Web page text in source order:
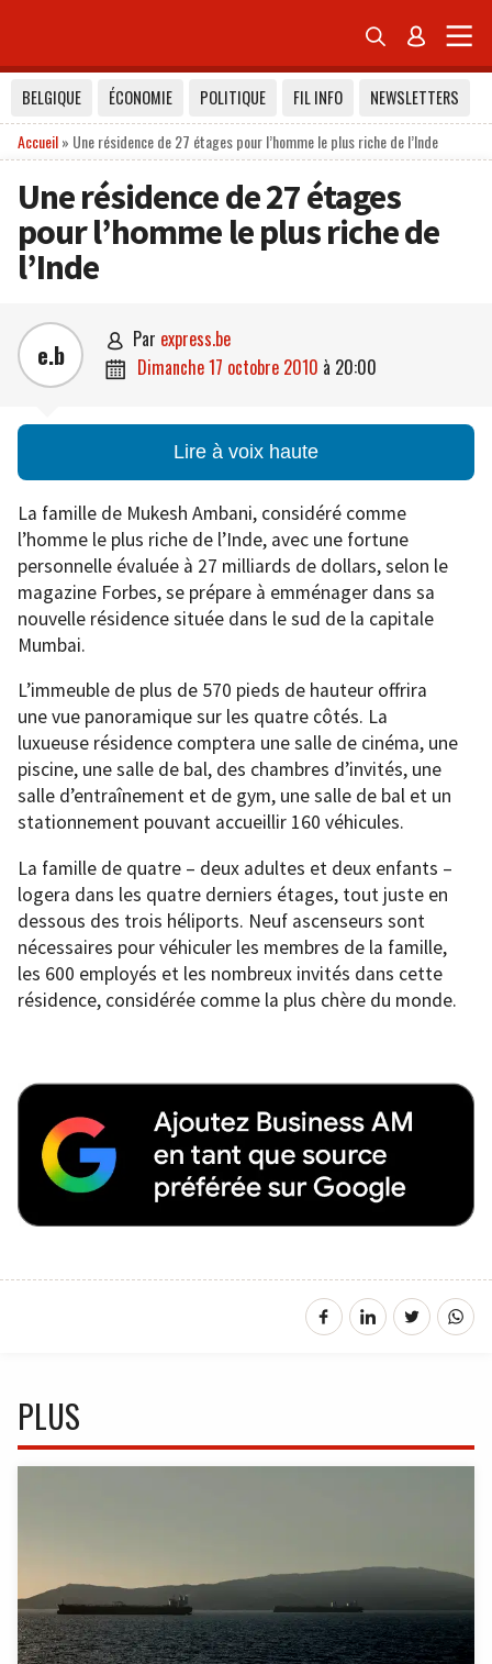
 
BELGIQUE ÉCONOMIE POLITIQUE FIL INFO
NEWSLETTERS
Accueil» Une résidence de 27 étages pour l’homme le plus riche de l’Inde
Une résidence de 27 étages
pour l’homme le plus riche de
l’Inde
e.b  par express.be
 dimanche 17 octobre 2010 à 20:00
Lire à voix haute
La famille de Mukesh Ambani, considéré comme
l’homme le plus riche de l’Inde, avec une fortune
personnelle évaluée à 27 milliards de dollars, selon le
magazine Forbes, se prépare à emménager dans sa
nouvelle résidence située dans le sud de la capitale
Mumbai.
L’immeuble de plus de 570 pieds de hauteur offrira
une vue panoramique sur les quatre côtés. La
luxueuse résidence comptera une salle de cinéma, une
piscine, une salle de bal, des chambres d’invités, une
salle d’entraînement et de gym, une salle de bal et un
stationnement pouvant accueillir 160 véhicules.
La famille de quatre – deux adultes et deux enfants –
logera dans les quatre derniers étages, tout juste en
dessous des trois héliports. Neuf ascenseurs sont
nécessaires pour véhiculer les membres de la famille,
les 600 employés et les nombreux invités dans cette
résidence, considérée comme la plus chère du monde.
PLUS